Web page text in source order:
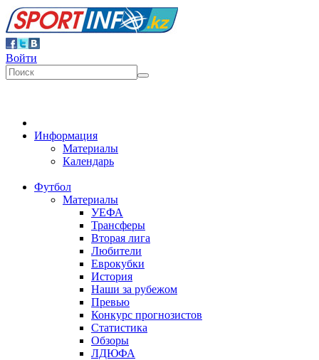
Войти
Информация
Материалы
Календарь
Футбол
Материалы
УЕФА
Трансферы
Вторая лига
Любители
Еврокубки
История
Наши за рубежом
Превью
Конкурс прогнозистов
Статистика
Обзоры
ЛДЮФА